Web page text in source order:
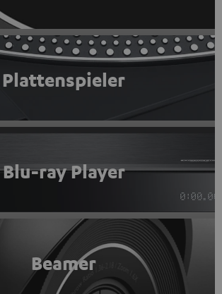
Plattenspieler
Blu-ray Player
Beamer